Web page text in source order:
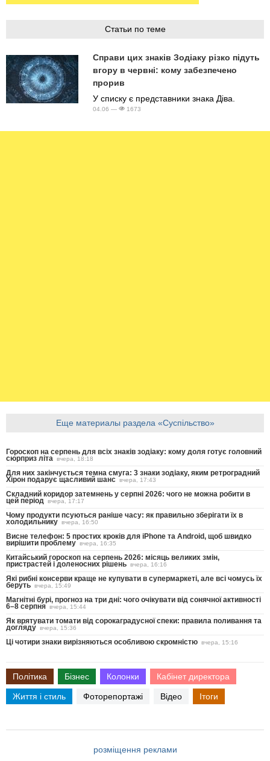
Статьи по теме
Справи цих знаків Зодіаку різко підуть
вгору в червні: кому забезпечено
прорив
У списку є представники знака Діва.
04.06 — 1673
Еще материалы раздела «Суспільство»
Гороскоп на серпень для всіх знаків зодіаку: кому доля готує головний
сюрприз літа вчера, 18:18
Для них закінчується темна смуга: 3 знаки зодіаку, яким ретроградний
Хірон подарує щасливий шанс вчера, 17:43
Складний коридор затемнень у серпні 2026: чого не можна робити в
цей період вчера, 17:17
Чому продукти псуються раніше часу: як правильно зберігати їх в
холодильнику вчера, 16:50
Висне телефон: 5 простих кроків для iPhone та Android, щоб швидко
вирішити проблему вчера, 16:35
Китайський гороскоп на серпень 2026: місяць великих змін,
пристрастей і доленосних рішень вчера, 16:16
Які рибні консерви краще не купувати в супермаркеті, але всі чомусь їх
беруть вчера, 15:49
Магнітні бурі, прогноз на три дні: чого очікувати від сонячної активності
6–8 серпня вчера, 15:44
Як врятувати томати від сорокаградусної спеки: правила поливання та
догляду вчера, 15:36
Ці чотири знаки вирізняються особливою скромністю вчера, 15:16
Політика Бізнес Колонки Кабінет директора
Життя і стиль Фоторепортажі Відео Ітоги
розміщення реклами